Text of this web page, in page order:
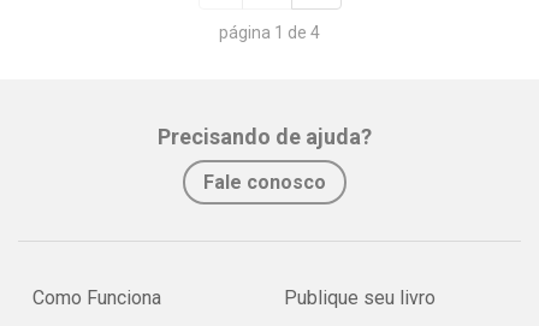
página 1 de 4
Precisando de ajuda?
Fale conosco
Como Funciona
Publique seu livro